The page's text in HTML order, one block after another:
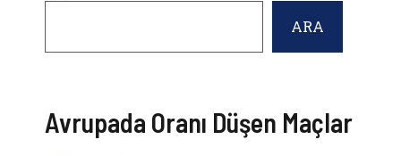
ARA
Avrupada Oranı Düşen Maçlar